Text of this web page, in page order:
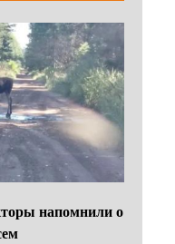
напомнили о